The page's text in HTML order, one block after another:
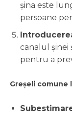
șina este
persoane
canalul șinei
pentru a
Greșeli comune